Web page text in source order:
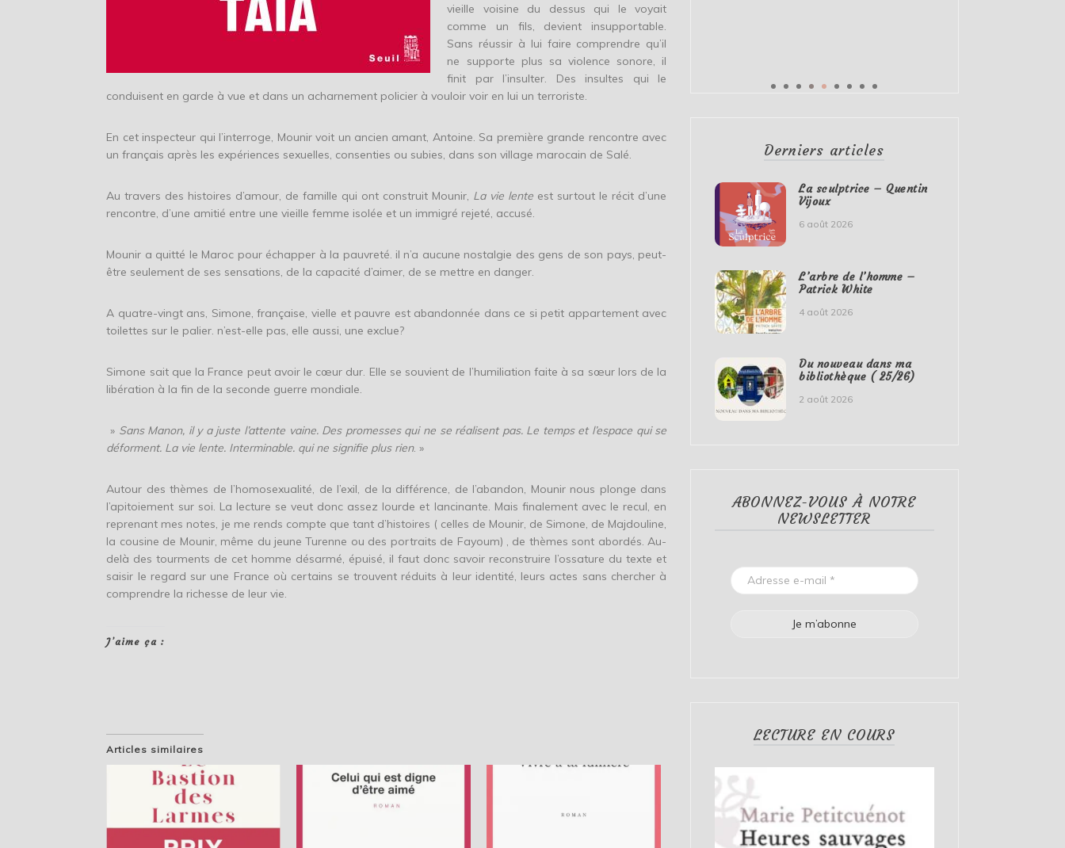
vieille voisine du dessus qui le voyait
comme un fils, devient insupportable.
Sans réussir à lui faire comprendre qu’il
ne supporte plus sa violence sonore, il
finit par l’insulter. Des insultes qui le
conduisent en garde à vue et dans un acharnement policier à vouloir voir en lui un terroriste.
En cet inspecteur qui l’interroge, Mounir voit un ancien amant, Antoine. Sa première grande rencontre avec
un français après les expériences sexuelles, consenties ou subies, dans son village marocain de Salé.
Au travers des histoires d’amour, de famille qui ont construit Mounir, La vie lente est surtout le récit d’une
rencontre, d’une amitié entre une vieille femme isolée et un immigré rejeté, accusé.
Mounir a quitté le Maroc pour échapper à la pauvreté. il n’a aucune nostalgie des gens de son pays, peut-
être seulement de ses sensations, de la capacité d’aimer, de se mettre en danger.
A quatre-vingt ans, Simone, française, vielle et pauvre est abandonnée dans ce si petit appartement avec
toilettes sur le palier. n’est-elle pas, elle aussi, une exclue?
Simone sait que la France peut avoir le cœur dur. Elle se souvient de l’humiliation faite à sa sœur lors de la
libération à la fin de la seconde guerre mondiale.
» Sans Manon, il y a juste l’attente vaine. Des promesses qui ne se réalisent pas. Le temps et l’espace qui se
déforment. La vie lente. Interminable. qui ne signifie plus rien. »
Autour des thèmes de l’homosexualité, de l’exil, de la différence, de l’abandon, Mounir nous plonge dans
l’apitoiement sur soi. La lecture se veut donc assez lourde et lancinante. Mais finalement avec le recul, en
reprenant mes notes, je me rends compte que tant d’histoires ( celles de Mounir, de Simone, de Majdouline,
la cousine de Mounir, même du jeune Turenne ou des portraits de Fayoum) , de thèmes sont abordés. Au-
delà des tourments de cet homme désarmé, épuisé, il faut donc savoir reconstruire l’ossature du texte et
saisir le regard sur une France où certains se trouvent réduits à leur identité, leurs actes sans chercher à
comprendre la richesse de leur vie.
J’aime ça :
Articles similaires
Derniers articles
La sculptrice – Quentin
Vijoux
6 août 2026
L’arbre de l’homme –
Patrick White
4 août 2026
Du nouveau dans ma
bibliothèque ( 25/26)
2 août 2026
ABONNEZ-VOUS À NOTRE
NEWSLETTER
LECTURE EN COURS